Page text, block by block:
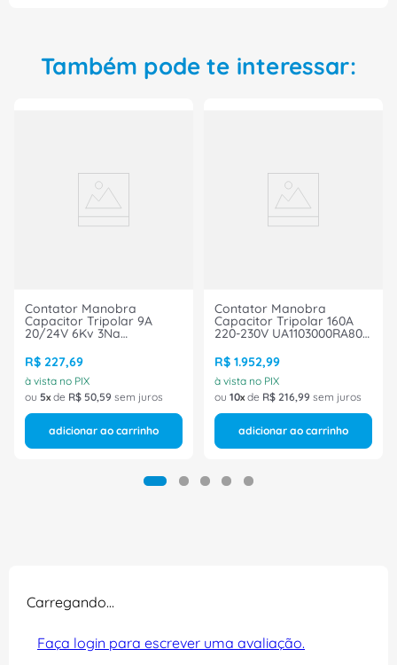
Também pode te interessar:
Contator Manobra
Capacitor Tripolar 9A
20/24V 6Kv 3Na
R$ 227,69
à vista no PIX
ou 5 de R$ 50,59 sem juros
adicionar ao carrinho
Contator Manobra
Capacitor Tripolar 160A
220-230V UA1103000RA80
R$ 1.952,99
à vista no PIX
ou 10 de R$ 216,99 sem juros
adicionar ao carrinho
Carregando…
Faça login para escrever uma avaliação.